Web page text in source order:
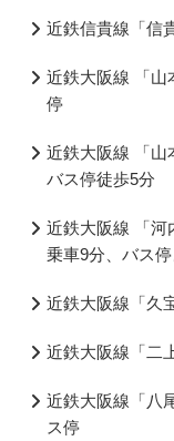
近鉄信貴線「信
近鉄大阪線 「山
停
近鉄大阪線 「山
バス停徒歩5分
近鉄大阪線 「河
乗車9分、バス
近鉄大阪線「久
近鉄大阪線「二
近鉄大阪線「八
ス停